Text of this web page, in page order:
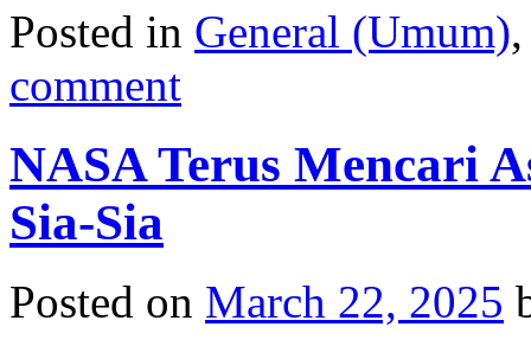
Posted in General (Umum)
comment
NASA Terus Mencari
Sia-Sia
Posted on March 22, 2025